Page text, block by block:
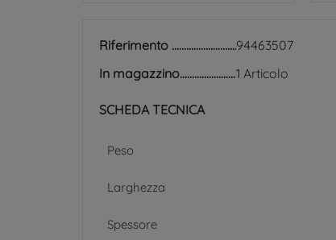
Riferimento
94463507
In magazzino
1 Articolo
SCHEDA TECNICA
Peso
Larghezza
Spessore